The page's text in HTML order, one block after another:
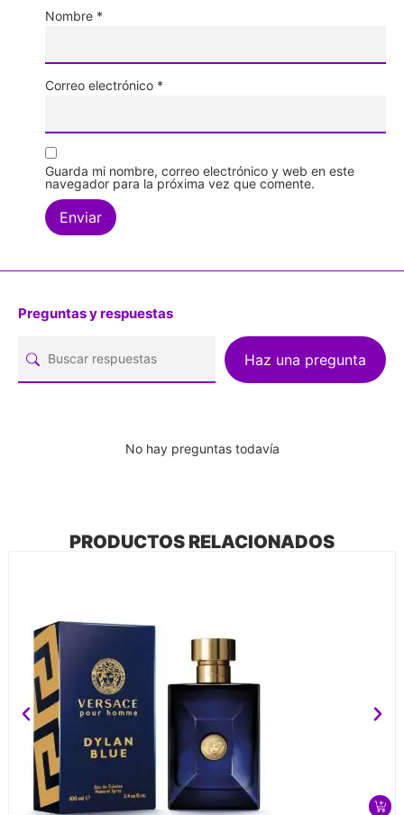
Nombre *
Correo electrónico *
Guarda mi nombre, correo electrónico y web en este
navegador para la próxima vez que comente.
Preguntas y respuestas
Haz una pregunta
No hay preguntas todavía
PRODUCTOS RELACIONADOS